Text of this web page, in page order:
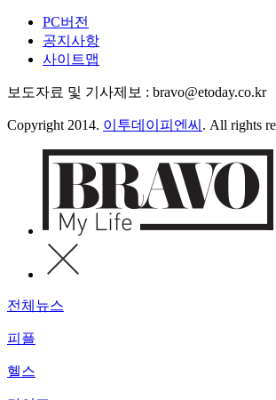
PC버전
공지사항
사이트맵
보도자료 및 기사제보 : bravo@etoday.co.kr
Copyright 2014. 이투데이피엔씨 . All rights
전체뉴스
피플
헬스